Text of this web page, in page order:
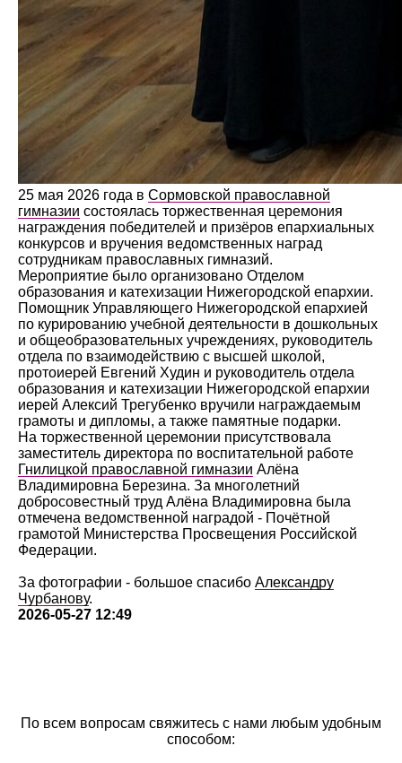
25 мая 2026 года в Сормовской православной
гимназии состоялась торжественная церемония
награждения победителей и призёров епархиальных
конкурсов и вручения ведомственных наград
сотрудникам православных гимназий.
Мероприятие было организовано Отделом
образования и катехизации Нижегородской епархии.
Помощник Управляющего Нижегородской епархией
по курированию учебной деятельности в дошкольных
и общеобразовательных учреждениях, руководитель
отдела по взаимодействию с высшей школой,
протоиерей Евгений Худин и руководитель отдела
образования и катехизации Нижегородской епархии
иерей Алексий Трегубенко вручили награждаемым
грамоты и дипломы, а также памятные подарки.
На торжественной церемонии присутствовала
заместитель директора по воспитательной работе
Гнилицкой православной гимназии Алёна
Владимировна Березина. За многолетний
добросовестный труд Алёна Владимировна была
отмечена ведомственной наградой - Почётной
грамотой Министерства Просвещения Российской
Федерации.
За фотографии - большое спасибо Александру
Чурбанову.
2026-05-27 12:49
По всем вопросам свяжитесь с нами любым удобным
способом: